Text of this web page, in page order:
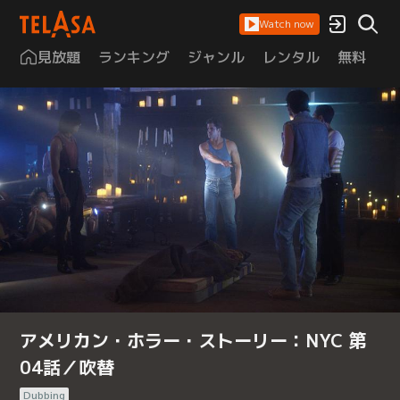
Watch now
見放題 ランキング ジャンル レンタル 無料
アメリカン・ホラー・ストーリー：NYC 第
04話／吹替
Dubbing